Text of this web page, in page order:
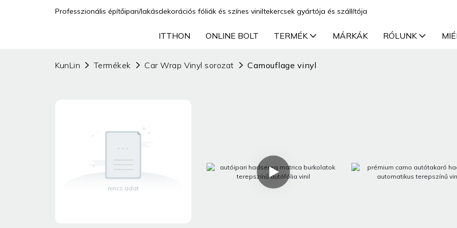
Professzionális építőipari/lakásdekorációs fóliák és színes viniltekercsek gyártója és szállítója
ITTHON ONLINE BOLT TERMÉK MÁRKÁK RÓLUNK
KunLin Termékek Car Wrap Vinyl sorozat Camouflage vinyl
nincs adat